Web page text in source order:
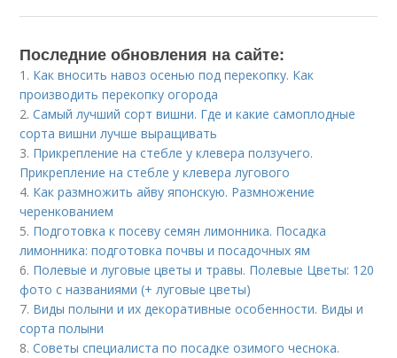
Последние обновления на сайте:
1. Как вносить навоз осенью под перекопку. Как
производить перекопку огорода
2.Самый лучший сорт вишни. Где и какие самоплодные
сорта вишни лучше выращивать
3. Прикрепление на стебле у клевера ползучего.
Прикрепление на стебле у клевера лугового
4. Как размножить айву японскую. Размножение
черенкованием
5. Подготовка к посеву семян лимонника. Посадка
лимонника: подготовка почвы и посадочных ям
6. Полевые и луговые цветы и травы. Полевые Цветы: 120
фото с названиями (+ луговые цветы)
7. Виды полыни и их декоративные особенности. Виды и
сорта полыни
8.Советы специалиста по посадке озимого чеснока.